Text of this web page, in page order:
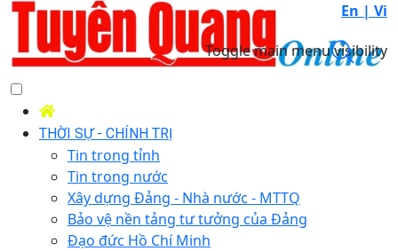
En | Vi
Toggle main menu visibility
THỜI SỰ - CHÍNH TRỊ
Tin trong tỉnh
Tin trong nước
Xây dựng Đảng - Nhà nước - MTTQ
Bảo vệ nền tảng tư tưởng của Đảng
Đạo đức Hồ Chí Minh